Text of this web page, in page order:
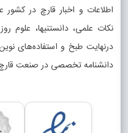
اطلاعات و اخبار قارچ در کشور
نکات علمی، دانستنیها، علوم
درنهایت طبخ و استفاده‌های
دانشنامه تخصصی در صنعت